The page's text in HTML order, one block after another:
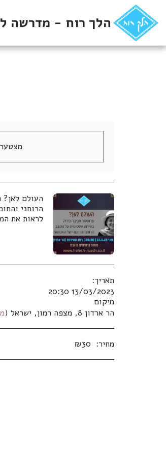
הלך רוח - מדרשה
העולם
הרוחני
לראות את
תאריך:
13/03/2023 20:30
מיקום
הר ארדון 8, מצפה רמון, ישראל (
מחיר: ₪30